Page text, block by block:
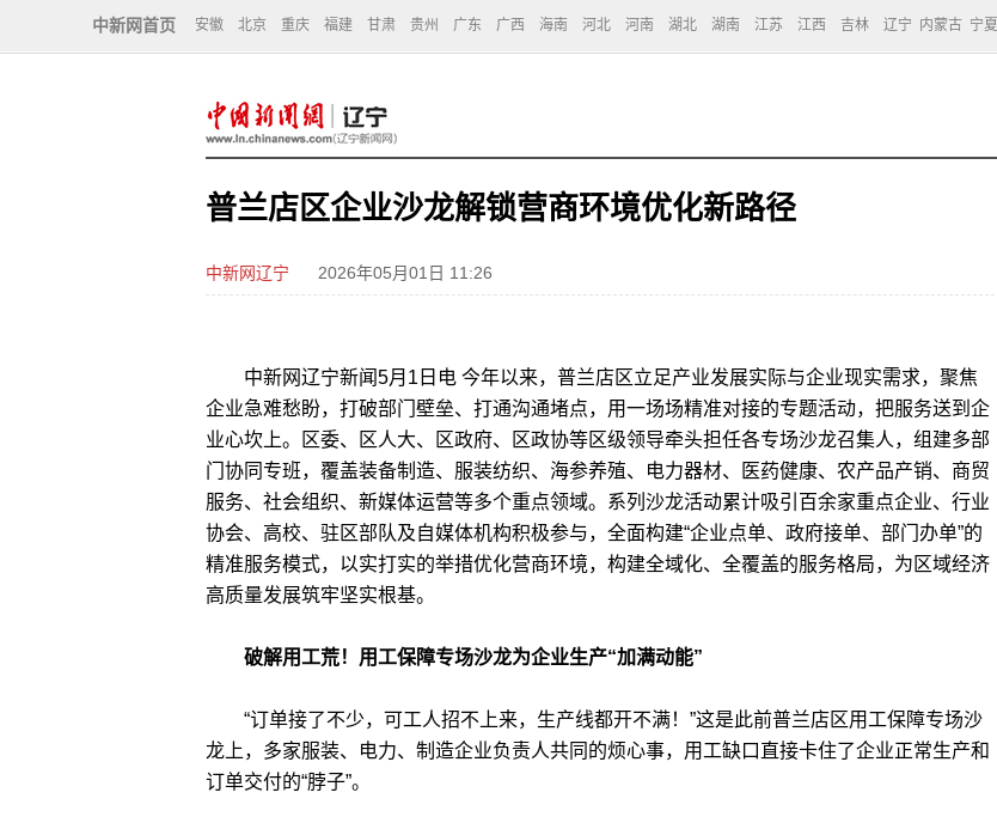
中新网首页 安徽 北京 重庆 福建 甘肃 贵州 广东 广西 海南 河北 河南 湖北 湖南 江苏 江西 吉林 辽宁 内蒙古 宁夏
普兰店区企业沙龙解锁营商环境优化新路径
中新网辽宁 2026年05月01日 11:26
中新网辽宁新闻5月1日电 今年以来，普兰店区立足产业发展实际与企业现实需求，聚焦
企业急难愁盼，打破部门壁垒、打通沟通堵点，用一场场精准对接的专题活动，把服务送到企
业心坎上。区委、区人大、区政府、区政协等区级领导牵头担任各专场沙龙召集人，组建多部
门协同专班，覆盖装备制造、服装纺织、海参养殖、电力器材、医药健康、农产品产销、商贸
服务、社会组织、新媒体运营等多个重点领域。系列沙龙活动累计吸引百余家重点企业、行业
协会、高校、驻区部队及自媒体机构积极参与，全面构建“企业点单、政府接单、部门办单”的
精准服务模式，以实打实的举措优化营商环境，构建全域化、全覆盖的服务格局，为区域经济
高质量发展筑牢坚实根基。
破解用工荒！用工保障专场沙龙为企业生产“加满动能”
“订单接了不少，可工人招不上来，生产线都开不满！”这是此前普兰店区用工保障专场沙
龙上，多家服装、电力、制造企业负责人共同的烦心事，用工缺口直接卡住了企业正常生产和
订单交付的“脖子”。